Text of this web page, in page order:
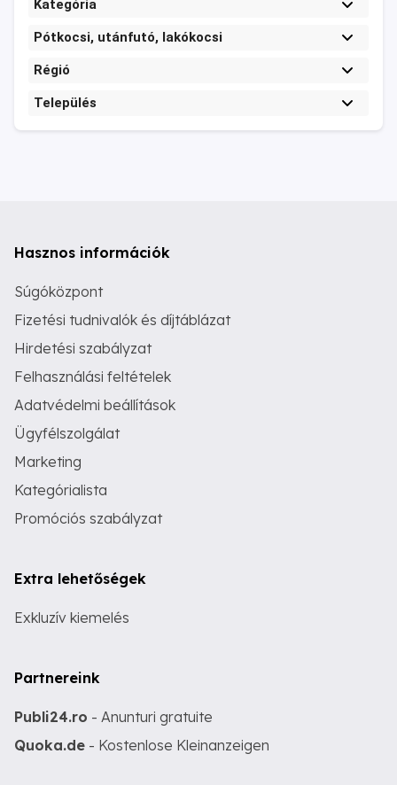
Kategória
Pótkocsi, utánfutó, lakókocsi
Régió
Település
Hasznos információk
Súgóközpont
Fizetési tudnivalók és díjtáblázat
Hirdetési szabályzat
Felhasználási feltételek
Adatvédelmi beállítások
Ügyfélszolgálat
Marketing
Kategórialista
Promóciós szabályzat
Extra lehetőségek
Exkluzív kiemelés
Partnereink
Publi24.ro - Anunturi gratuite
Quoka.de - Kostenlose Kleinanzeigen